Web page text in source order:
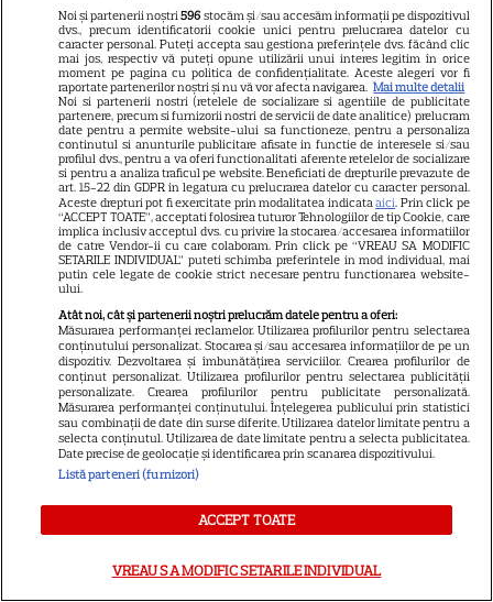
4
pentru prima dată la 46 de ani.
Ce nume deosebit a ales
pentru fetița lui
VEDETE STRĂINE
Jennifer Garner, ieșire rară la
prânz cu fiica ei, Violet. Cum au
fost surprinse cele două
17
TELEVIZIUNE
Eren Kasikci, fost câștigător
MasterChef Turcia, a murit la
37 de ani. Bucătarul a fost găsit
fără viață în locuința sa
Exclusiv VEDETE ROMÂNEŞTI
promisiunea. Povestea
numelui Nina și tradiția pe
Noi și partenerii noștri596 stocăm și/sau accesăm informații pe dispozitivul
dvs., precum identificatorii cookie unici pentru prelucrarea datelor cu
caracter personal. Puteți accepta sau gestiona preferințele dvs. făcând clic
mai jos, respectiv vă puteți opune utilizării unui interes legitim în orice
moment pe pagina cu politica de confidențialitate. Aceste alegeri vor fi
raportate partenerilor noștri și nu vă vor afecta navigarea. Mai multe detalii
Noi si partenerii nostri (retelele de socializare si agentiile de publicitate
partenere, precum si furnizorii nostri de servicii de date analitice) prelucram
date pentru a permite website-ului sa functioneze, pentru a personaliza
continutul si anunturile publicitare afisate in functie de interesele si/sau
profilul dvs., pentru a va oferi functionalitati aferente retelelor de socializare
si pentru a analiza traficul pe website. Beneficiati de drepturile prevazute de
art. 15-22 din GDPR in legatura cu prelucrarea datelor cu caracter personal.
Aceste drepturi pot fi exercitate prin modalitatea indicataaici. Prin click pe
“ACCEPT TOATE”, acceptati folosirea tuturor Tehnologiilor de tip Cookie, care
implica inclusiv acceptul dvs. cu privire la stocarea/accesarea informatiilor
de catre Vendor-ii cu care colaboram. Prin click pe “VREAU SA MODIFIC
SETARILE INDIVIDUAL” puteti schimba preferintele in mod individual, mai
putin cele legate de cookie strict necesare pentru functionarea website-
ului.
Atât noi, cât și partenerii noștri prelucrăm datele pentru a oferi:
Măsurarea performanței reclamelor. Utilizarea profilurilor pentru selectarea
conținutului personalizat. Stocarea și/sau accesarea informațiilor de pe un
dispozitiv. Dezvoltarea și îmbunătățirea serviciilor. Crearea profilurilor de
conținut personalizat. Utilizarea profilurilor pentru selectarea publicității
personalizate. Crearea profilurilor pentru publicitate personalizată.
Măsurarea performanței conținutului. Înțelegerea publicului prin statistici
sau combinații de date din surse diferite. Utilizarea datelor limitate pentru a
selecta conținutul. Utilizarea de date limitate pentru a selecta publicitatea.
Date precise de geolocație și identificarea prin scanarea dispozitivului.
Listă parteneri (furnizori)
ACCEPT TOATE
VREAU SA MODIFIC SETARILE INDIVIDUAL